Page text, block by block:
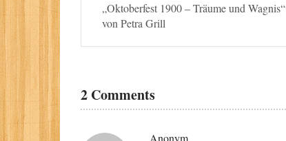
„Oktoberfest 1900 – Träume und Wagnis“
von Petra Grill
2 Comments
Anonym